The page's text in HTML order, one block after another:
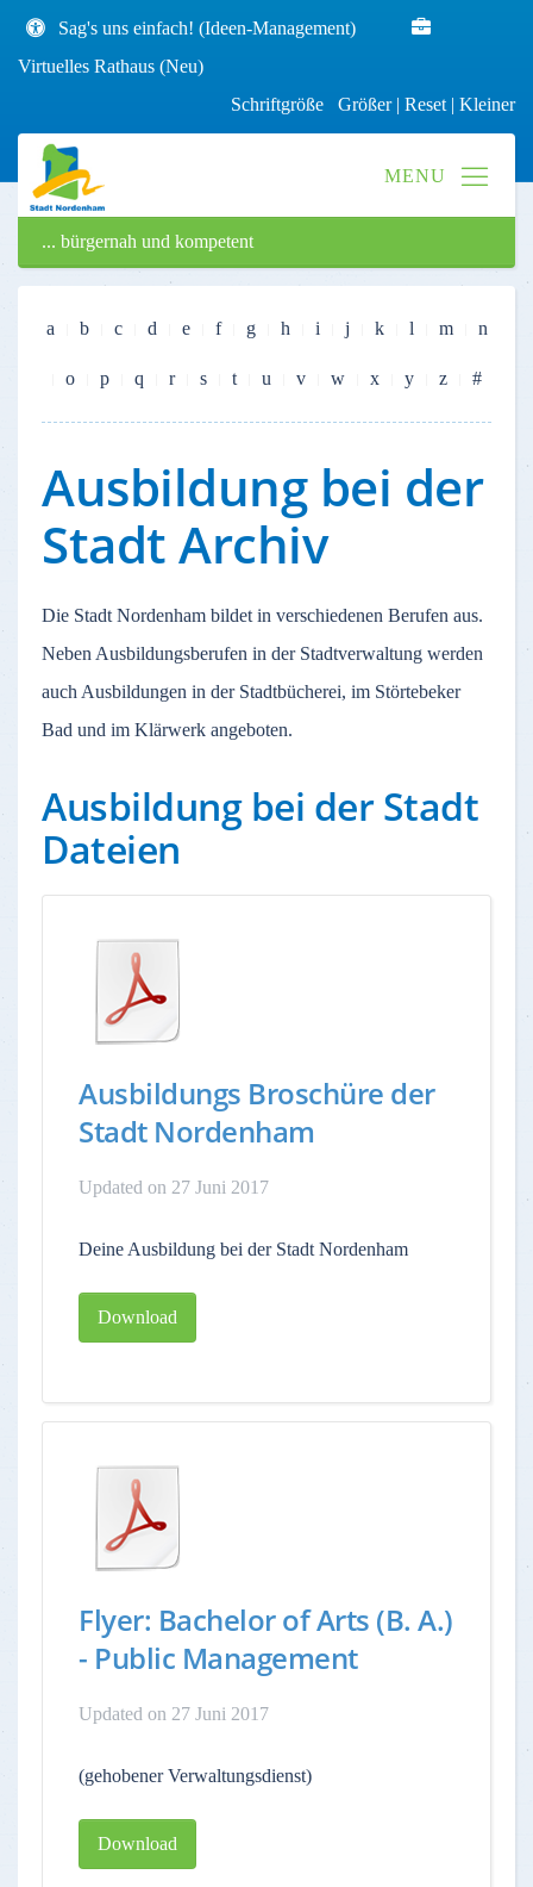
Sag's uns einfach! (Ideen-Management)
Virtuelles Rathaus (Neu)
Schriftgröße Größer| Reset | Kleiner
... bürgernah und kompetent
a b c d e f g h i j k l m n
o p q r s t u v w x y z #
Ausbildung bei der
Stadt Archiv
Die Stadt Nordenham bildet in verschiedenen Berufen aus.
Neben Ausbildungsberufen in der Stadtverwaltung werden
auch Ausbildungen in der Stadtbücherei, im Störtebeker
Bad und im Klärwerk angeboten.
Ausbildung bei der Stadt
Dateien
Ausbildungs Broschüre der
Stadt Nordenham
Updated on 27 Juni 2017
Deine Ausbildung bei der Stadt Nordenham
Download
Flyer: Bachelor of Arts (B. A.)
- Public Management
Updated on 27 Juni 2017
(gehobener Verwaltungsdienst)
Download